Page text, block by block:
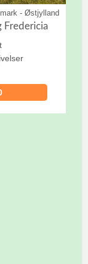
- Østjylland
Fredericia